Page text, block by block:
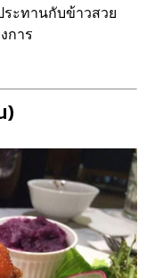
ะทานกับข้าวสวย
การ
)